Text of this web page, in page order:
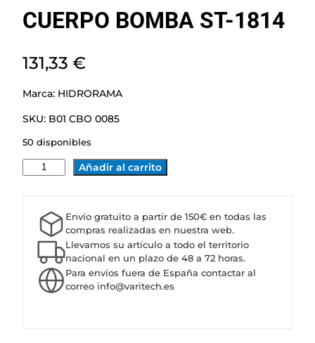
CUERPO BOMBA ST-1814
131,33 €
Marca: HIDRORAMA
SKU: B01 CBO 0085
50 disponibles
E
Añadir al carrito
Envío gratuito a partir de 150€ en todas las
compras realizadas en nuestra web.
Llevamos su artículo a todo el territorio
nacional en un plazo de 48 a 72 horas.
Para envíos fuera de España contactar al
correo info@varitech.es